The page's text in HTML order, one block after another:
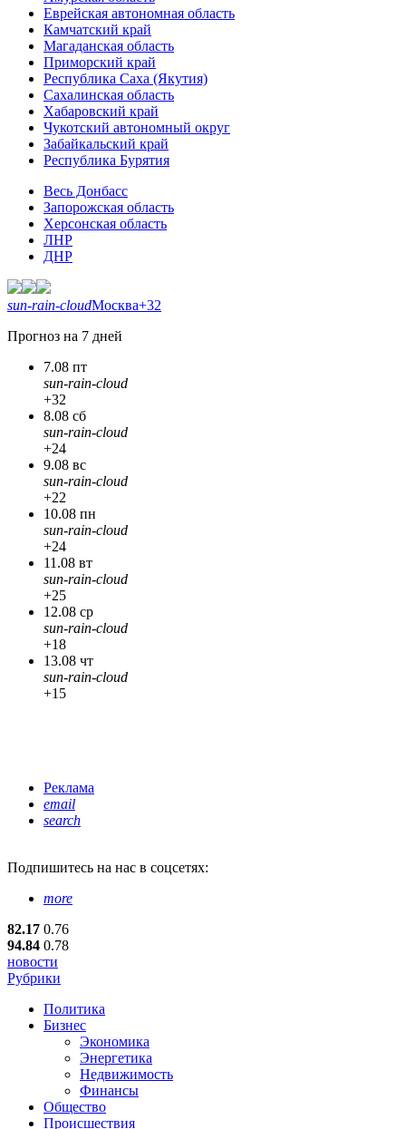
Еврейская автономная область
Камчатский край
Магаданская область
Приморский край
Республика Саха (Якутия)
Сахалинская область
Хабаровский край
Чукотский автономный округ
Забайкальский край
Республика Бурятия
Весь Донбасс
Запорожская область
Херсонская область
ЛНР
ДНР
sun-rain-cloudМосква+32
Прогноз на 7 дней
7.08 пт
sun-rain-cloud
+32
8.08 сб
sun-rain-cloud
+24
9.08 вс
sun-rain-cloud
+22
10.08 пн
sun-rain-cloud
+24
11.08 вт
sun-rain-cloud
+25
12.08 ср
sun-rain-cloud
+18
13.08 чт
sun-rain-cloud
+15
Реклама
email
search
Подпишитесь на нас в соцсетях:
more
82.17 0.76
94.84 0.78
новости
Рубрики
Политика
Бизнес
Экономика
Энергетика
Недвижимость
Финансы
Общество
Происшествия